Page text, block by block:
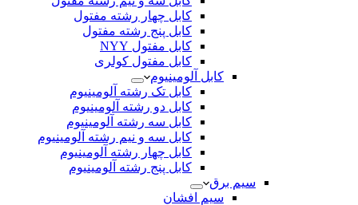
کابل چهار رشته مفتول
کابل پنج رشته مفتول
کابل مفتول NYY
کابل مفتول کولری
کابل آلومینیوم
کابل تک رشته آلومینیوم
کابل دو رشته آلومینیوم
کابل سه رشته آلومینیوم
کابل سه و نیم رشته آلومینیوم
کابل چهار رشته آلومینیوم
کابل پنج رشته آلومینیوم
سیم برق
سیم افشان